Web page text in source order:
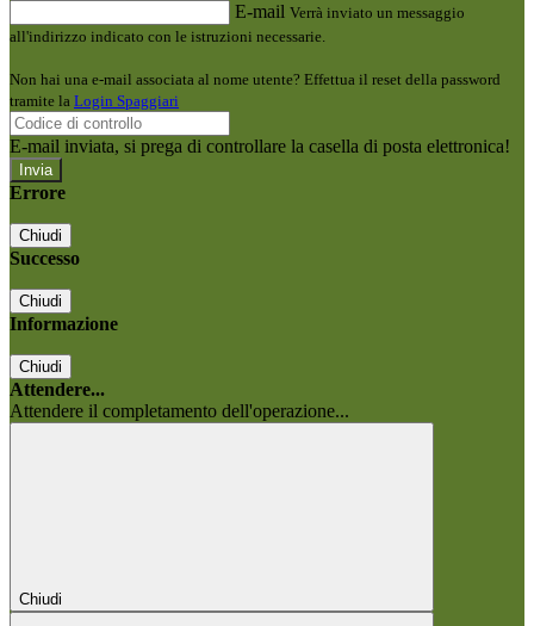
E-mail Verrà inviato un messaggio
all'indirizzo indicato con le istruzioni necessarie.
Non hai una e-mail associata al nome utente? Effettua il reset della password
tramite la Login Spaggiari
E-mail inviata, si prega di controllare la casella di posta elettronica!
Errore
Chiudi
Successo
Chiudi
Informazione
Chiudi
Attendere...
Attendere il completamento dell'operazione...
Chiudi